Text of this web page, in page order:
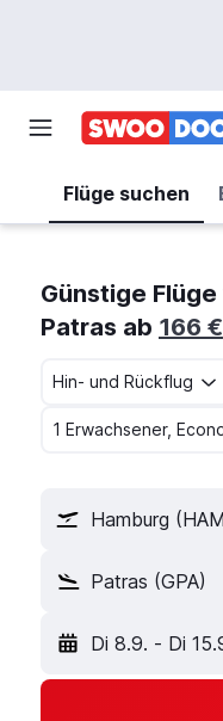
Flüge suchen
Günstige
Patras ab 166 €
Hin- und Rückflug
1 Erwachsener,
Hamburg
Patras (GPA)
Di 8.9. - Di